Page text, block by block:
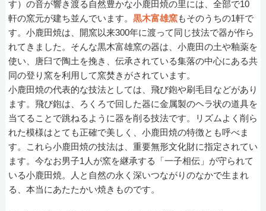
す）の音が響き渡る自然豊かな小鹿田焼の里には、全部で10
軒の窯元が建ち並んでいます。 黒木富雄窯もそのうちの1軒で
す。小鹿田焼は、開窯以来300年に渡って同じ技法で器が作ら
れてきました。そんな黒木富雄窯の器は、小鹿田の土や釉薬を
使い、唐臼で陶土を挽き、伝承されている集落の中心にある共
同の登り窯を利用して窯焚きがされています。
小鹿田焼の代表的な技法としては、飛び鉋や刷毛目などがあり
ます。飛び鉋は、ろくろで回した器に金属製のヘラ状の道具を
当てることで跳ねるように器を削る技法です。リズムよく削ら
れた模様はとても正確で美しく、小鹿田焼の特徴とも呼べま
す。これら小鹿田焼の技法は、重要無形文化財に指定されてい
ます。今なお男子1人が窯を継承する「一子相伝」が守られて
いる小鹿田焼。人と自然の永く深いつながりのなかで生まれ
る、本当にあたたかい焼きものです。